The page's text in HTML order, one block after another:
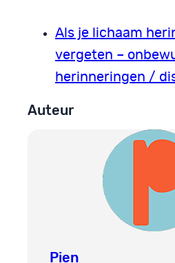
Als je lichaam
vergeten –
herinneringen /
Auteur
Pien